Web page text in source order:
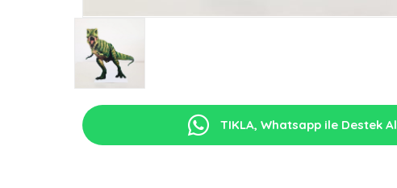
TIKLA, Whatsapp ile Destek Al